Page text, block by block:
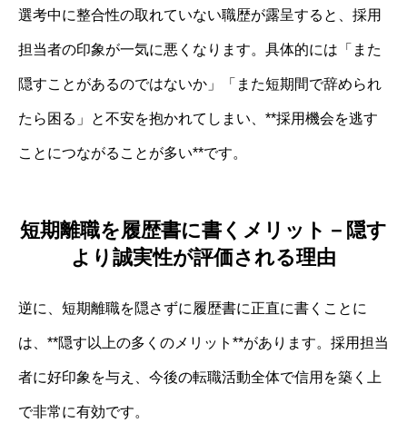
選考中に整合性の取れていない職歴が露呈すると、採用
担当者の印象が一気に悪くなります。具体的には「また
隠すことがあるのではないか」「また短期間で辞められ
たら困る」と不安を抱かれてしまい、**採用機会を逃す
ことにつながることが多い**です。
短期離職を履歴書に書くメリット－隠す
より誠実性が評価される理由
逆に、短期離職を隠さずに履歴書に正直に書くことに
は、**隠す以上の多くのメリット**があります。採用担当
者に好印象を与え、今後の転職活動全体で信用を築く上
で非常に有効です。